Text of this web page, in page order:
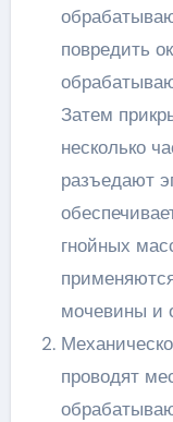
повредить
Затем
несколько
разъедают
гнойных
мочевины и
проводят